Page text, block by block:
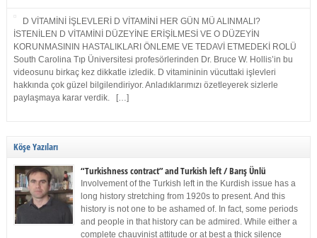
D VİTAMİNİ İŞLEVLERİ D VİTAMİNİ HER GÜN MÜ ALINMALI?
İSTENİLEN D VİTAMİNİ DÜZEYİNE ERİŞİLMESİ VE O DÜZEYİN
KORUNMASININ HASTALIKLARI ÖNLEME VE TEDAVİ ETMEDEKİ ROLÜ
South Carolina Tıp Üniversitesi profesörlerinden Dr. Bruce W. Hollis’in bu
videosunu birkaç kez dikkatle izledik. D vitamininin vücuttaki işlevleri
hakkında çok güzel bilgilendiriyor. Anladıklarımızı özetleyerek sizlerle
paylaşmaya karar verdik. […]
Köşe Yazıları
“Turkishness contract” and Turkish left / Barış Ünlü
Involvement of the Turkish left in the Kurdish issue has a
long history stretching from 1920s to present. And this
history is not one to be ashamed of. In fact, some periods
and people in that history can be admired. While either a
complete chauvinist attitude or at best a thick silence